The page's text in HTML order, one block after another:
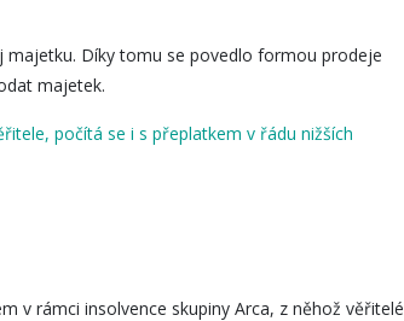
majetku. Díky tomu se povedlo formou prodeje
majetek.
počítá se i s přeplatkem v řádu nižších
v rámci insolvence skupiny Arca, z něhož věřitelé